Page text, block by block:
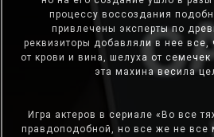
процессу воссоздания
привлечены эксперты по
реквизиторы добавляли в нее
от крови и вина, шелуха от
эта махина весила
Игра актеров в сериале «Во все
правдоподобной, но все же не